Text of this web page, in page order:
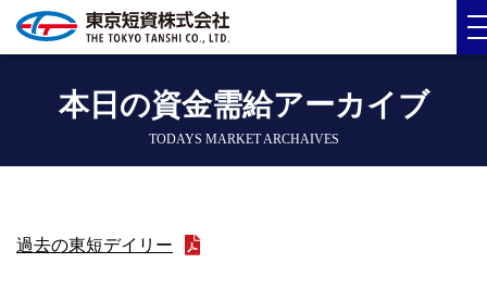
本日の資金需給アーカイブ
TODAYS MARKET ARCHAIVES
過去の東短デイリー